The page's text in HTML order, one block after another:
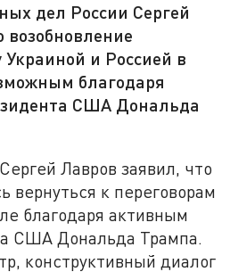
дел России Сергей
возобновление
Украиной и Россией в
благодаря
США Дональда
Лавров заявил, что
вернуться к переговорам
благодаря активным
США Дональда Трампа.
конструктивный диалог